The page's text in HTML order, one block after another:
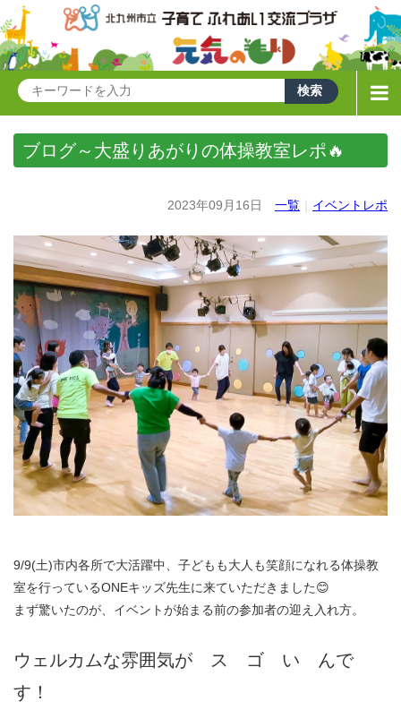
ブログ～大盛りあがりの体操教室レポ🔥
2023年09月16日 一覧 イベントレポ
9/9(土)市内各所で大活躍中、子どもも大人も笑顔になれる体操教
室を行っているONEキッズ先生に来ていただきました😊
まず驚いたのが、イベントが始まる前の参加者の迎え入れ方。
ウェルカムな雰囲気が ス ゴ い んで
す！